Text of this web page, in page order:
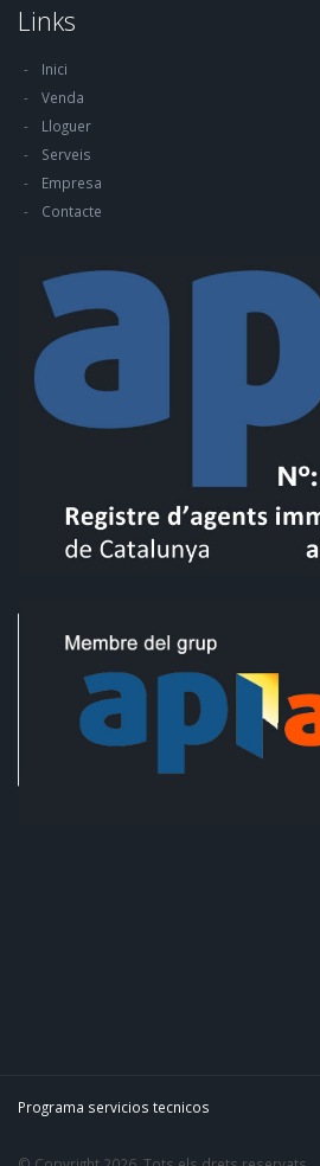
Links
Inici
Venda
Lloguer
Serveis
Empresa
Contacte
Programa servicios tecnicos